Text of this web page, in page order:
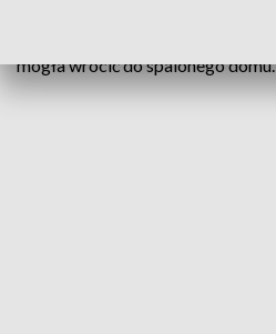
mogła wrócić do spalonego domu.